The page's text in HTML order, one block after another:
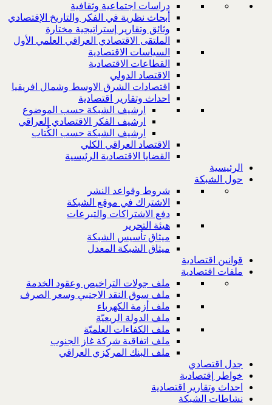
دراسات اجتماعية وثقافية
أبحاث نظرية في الفكر والتاريخ الإقتصادي
وثائق وتقارير إستراتيجية مختارة
الملتقى الاقتصادي العراقي العلمي الأول
السياسات الاقتصادية
القطاعات الاقتصادية
الاقتصاد الدولي
اقتصادات الشرق الاوسط وشمال افريقيا
احداث وتقارير اقتصادية
ارشيف الشبكة حسب الموضوع
ارشيف الفكر الاقتصادي العراقي
ارشيف الشبكة حسب الكُتاب
الاقتصاد العراقي الكلي
القضايا الاقتصادية الرئيسية
الرئيسية
حول الشبكة
شروط وقواعد النشر
الاشتراك في موقع الشبكة
دفع الاشتراكات والتبرعات
هيئة التحرير
ميثاق تأسيس الشبكة
ميثاق الشبكة المعدل
قوانين اقتصادية
ملفات اقتصادية
ملف جولات التراخيص وعقود الخدمة
ملف سوق النقد الاجنبي وسعر الصرف
ملف أزمة الكهرباء
ملف الدولة الريعيّة
ملف الكفاءات العلميّة
ملف اتفاقية شركة غاز الجنوب
ملف البنك المركزي العراقي
جدل اقتصادي
خواطر إقتصادية
احداث وتقارير اقتصادية
نشاطات الشبكة